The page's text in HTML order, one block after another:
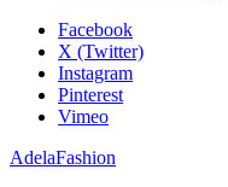
Facebook
X (Twitter)
Instagram
Pinterest
Vimeo
AdelaFashion